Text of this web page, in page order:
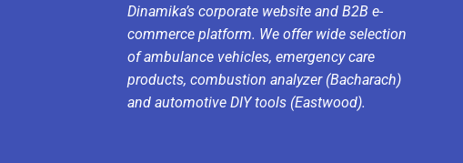
Dinamika’s corporate website and B2B e-
commerce platform. We offer wide selection
of ambulance vehicles, emergency care
products, combustion analyzer (Bacharach)
and automotive DIY tools (Eastwood).